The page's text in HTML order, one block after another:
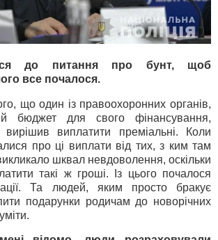
до питання про бунт, щоб
все почалося.
що один із правоохоронних органів,
бюджет для свого фінансування,
вирішив виплатити преміальні. Коли
про ці виплати від тих, з ким там
шквал невдоволення, оскільки
такі ж гроші. Із цього почалося
Та людей, яким просто бракує
подарунки родичам до новорічних